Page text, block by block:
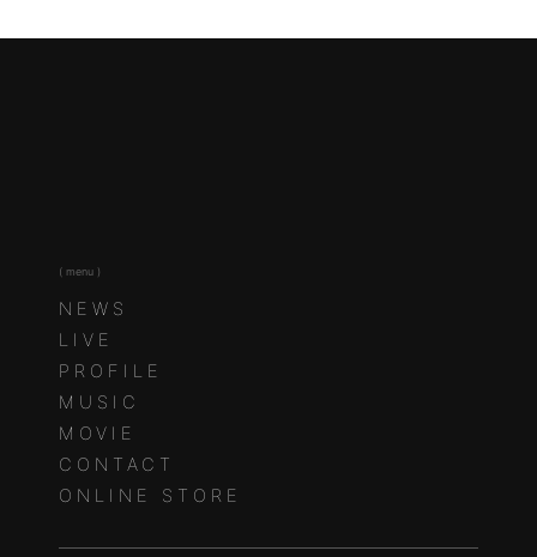
( menu )
NEWS
LIVE
PROFILE
MUSIC
MOVIE
CONTACT
ONLINE STORE